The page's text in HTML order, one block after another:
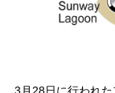
3月28日に行われ